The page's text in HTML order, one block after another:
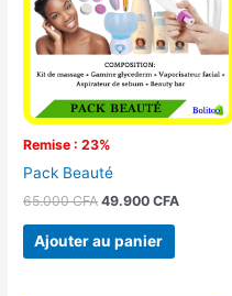
Remise : 23%
Pack Beauté
65.000CFA 49.900CFA
Ajouter au panier